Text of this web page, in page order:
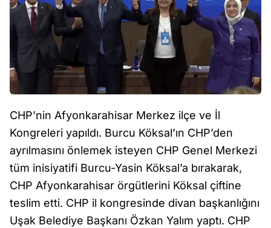
CHP’nin Afyonkarahisar Merkez ilçe ve İl
Kongreleri yapıldı. Burcu Köksal’ın CHP’den
ayrılmasını önlemek isteyen CHP Genel Merkezi
tüm inisiyatifi Burcu-Yasin Köksal’a bırakarak,
CHP Afyonkarahisar örgütlerini Köksal çiftine
teslim etti. CHP il kongresinde divan başkanlığını
Uşak Belediye Başkanı Özkan Yalım yaptı. CHP